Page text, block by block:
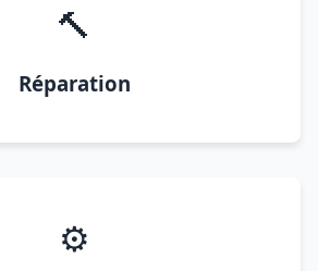
🔨
Réparation
⚙️